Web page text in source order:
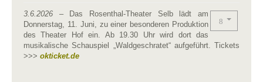
3.6.2026 – Das Rosenthal-Theater Selb lädt am
Donnerstag, 11. Juni, zu einer besonderen Produktion
des Theater Hof ein. Ab 19.30 Uhr wird dort das
musikalische Schauspiel „Waldgeschratet“ aufgeführt. Tickets
>>> okticket.de